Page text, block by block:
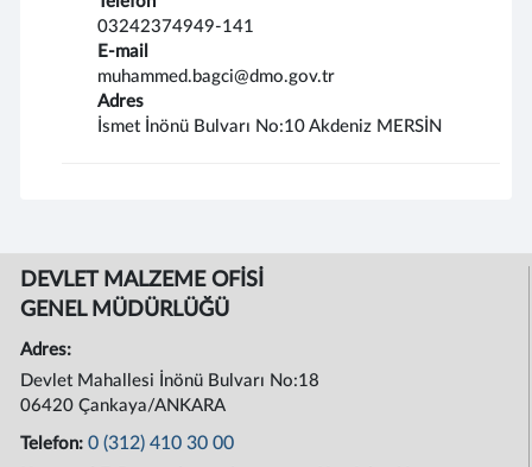
03242374949-141
E-mail
muhammed.bagci@dmo.gov.tr
Adres
İsmet İnönü Bulvarı No:10 Akdeniz MERSİN
DEVLET MALZEME OFİSİ
GENEL MÜDÜRLÜĞÜ
Adres:
Devlet Mahallesi İnönü Bulvarı No:18
06420 Çankaya/ANKARA
Telefon:0 (312) 410 30 00